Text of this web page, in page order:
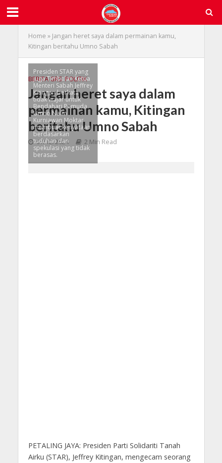
Home » Jangan heret saya dalam permainan kamu,
Kitingan beritahu Umno Sabah
BERITA GRS•POLITIK
Jangan heret saya dalam
permainan kamu, Kitingan
beritahu Umno Sabah
07/12/2024 2 Min Read
Presiden STAR yang
juga Timbalan Ketua
Menteri Sabah Jeffrey
Kitingan berkata
tidak wajar untuk
Bendahari Pemuda
Umno Naim
Kurniawan Moktar
membuat kenyataan
berdasarkan
tuduhan dan
spekulasi yang tidak
berasas.
PETALING JAYA: Presiden Parti Solidariti Tanah
Airku (STAR), Jeffrey Kitingan, mengecam seorang